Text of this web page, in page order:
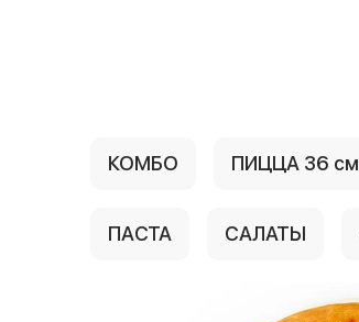
КОМБО ПИЦЦА 36 см
ПАСТА САЛАТЫ